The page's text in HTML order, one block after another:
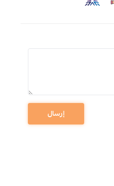
إرسال